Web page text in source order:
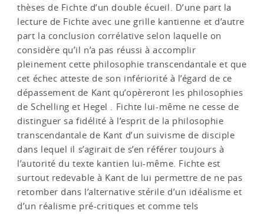
thèses de Fichte d’un double écueil. D’une part la
lecture de Fichte avec une grille kantienne et d’autre
part la conclusion corrélative selon laquelle on
considère qu’il n’a pas réussi à accomplir
pleinement cette philosophie transcendantale et que
cet échec atteste de son infériorité à l’égard de ce
dépassement de Kant qu’opèreront les philosophies
de Schelling et Hegel . Fichte lui-même ne cesse de
distinguer sa fidélité à l’esprit de la philosophie
transcendantale de Kant d’un suivisme de disciple
dans lequel il s’agirait de s’en référer toujours à
l’autorité du texte kantien lui-même. Fichte est
surtout redevable à Kant de lui permettre de ne pas
retomber dans l’alternative stérile d’un idéalisme et
d’un réalisme pré-critiques et comme tels